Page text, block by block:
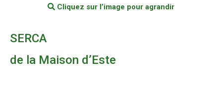
SERCA
de la Maison d’Este
Cliquez sur l’image pour agrandir